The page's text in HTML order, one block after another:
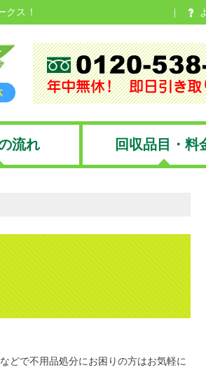
クス！
流れ 回収品目・料
どで不用品処分にお困りの方はお気軽に